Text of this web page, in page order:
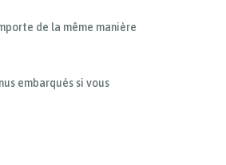
de la même manière
embarqués si vous